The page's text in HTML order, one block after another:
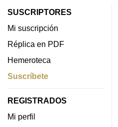
SUSCRIPTORES
Mi suscripción
Réplica en PDF
Hemeroteca
Suscríbete
REGISTRADOS
Mi perfil